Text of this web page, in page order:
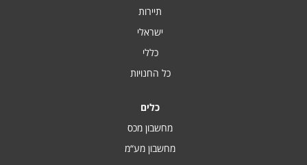
תיירות
ישראלי
כללי
כל החנויות
כלים
מחשבון מכס
מחשבון מע“מ